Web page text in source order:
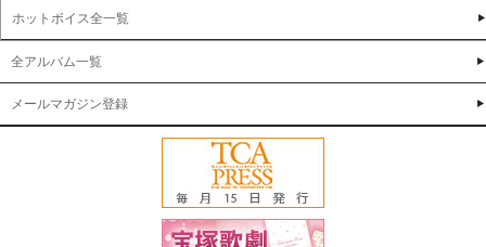
ホットボイス全一覧
全アルバム一覧
メールマガジン登録